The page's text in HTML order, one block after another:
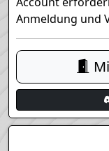
Anmeldung und